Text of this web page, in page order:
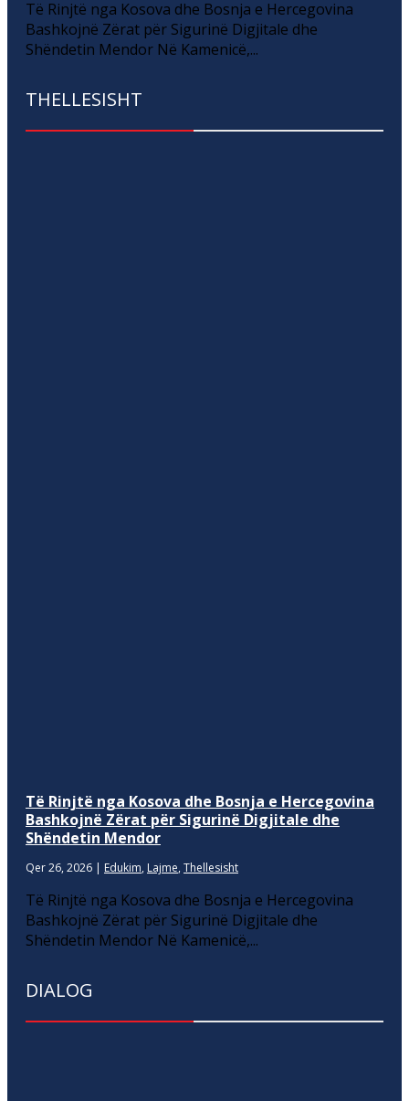
Të Rinjtë nga Kosova dhe Bosnja e Hercegovina
Bashkojnë Zërat për Sigurinë Digjitale dhe
Shëndetin Mendor Në Kamenicë,...
THELLESISHT
Të Rinjtë nga Kosova dhe Bosnja e Hercegovina
Bashkojnë Zërat për Sigurinë Digjitale dhe
Shëndetin Mendor
Qer 26, 2026 | Edukim, Lajme, Thellesisht
Të Rinjtë nga Kosova dhe Bosnja e Hercegovina
Bashkojnë Zërat për Sigurinë Digjitale dhe
Shëndetin Mendor Në Kamenicë,...
DIALOG